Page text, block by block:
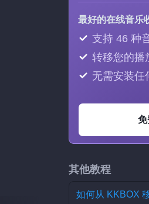
最好的在线音乐
支持 46 种
转移您的播
无需安装任
免
其他教程
如何从 KKBOX